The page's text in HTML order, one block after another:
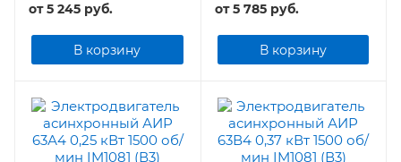
от5 245 руб.
В корзину
от5 785 руб.
В корзину